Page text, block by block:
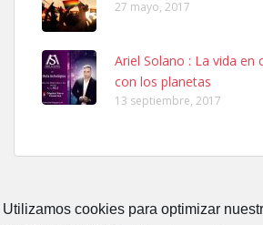
Utilizamos cookies para optimizar
Ninfa perdida
El día 5 se los perdió una ninfa papillera,
calle, se perdió por la zon...
27 mayo, 2017
Ariel Solano : La vida en
con los planetas
13 septiembre, 2017